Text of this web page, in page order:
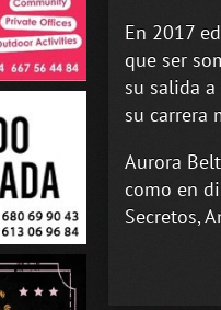
En 2017
que ser
su salida
su carrera
Aurora
como en
Secretos,